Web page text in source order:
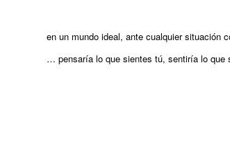
en un mundo ideal, ante cualquier situación
… pensaría lo que sientes tú, sentiría lo que